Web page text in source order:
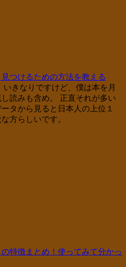
つけるための方法を教える
きなりですけど、僕は本を月
読みも含め。 正直それが多い
タから見ると日本人の上位１
方らしいです。
特徴まとめ！使ってみて分かっ